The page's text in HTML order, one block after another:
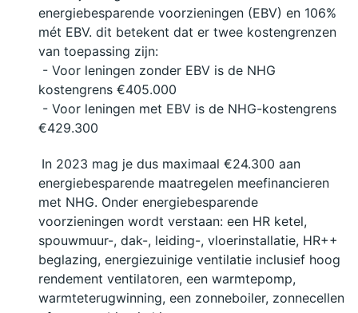
energiebesparende voorzieningen (EBV) en 106%
mét EBV. dit betekent dat er twee kostengrenzen
van toepassing zijn:
- Voor leningen zonder EBV is de NHG
kostengrens €405.000
- Voor leningen met EBV is de NHG-kostengrens
€429.300
In 2023 mag je dus maximaal €24.300 aan
energiebesparende maatregelen meefinancieren
met NHG. Onder energiebesparende
voorzieningen wordt verstaan: een HR ketel,
spouwmuur-, dak-, leiding-, vloerinstallatie, HR++
beglazing, energiezuinige ventilatie inclusief hoog
rendement ventilatoren, een warmtepomp,
warmteterugwinning, een zonneboiler, zonnecellen